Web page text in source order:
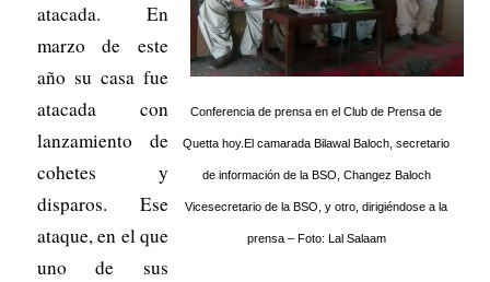
Conferencia de prensa en el Club de Prensa de
Quetta hoy.El camarada Bilawal Baloch, secretario
de información de la BSO, Changez Baloch
Vicesecretario de la BSO, y otro, dirigiéndose a la
prensa – Foto: Lal Salaam
atacada. En
marzo de este
año su casa fue
atacada con
lanzamiento de
cohetes y
disparos. Ese
ataque, en el que
uno de sus